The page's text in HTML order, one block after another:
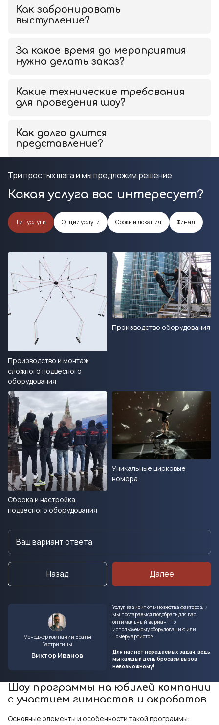
Как забронировать
выступление?
За какое время до мероприятия
нужно делать заказ?
Какие технические требования
для проведения шоу?
Как долго длится
представление?
Три простых шага и мы предложим решение
Какая услуга вас интересует?
Тип услуги Опции услуги Сроки и локация Финал
Производство и монтаж
сложного подвесного
оборудования
Производство оборудования
Сборка и настройка
подвесного оборудования
Уникальные цирковые
номера
Назад Далее
Менеджер компании Братья
Бастригины
Виктор Иванов
Услуг зависит от множества факторов, и
мы постараемся подобрать для вас
оптимальный вариант по
используемому оборудованию или
номеру артистов
Для нас нет нерешаемых задач, ведь
мы каждый день бросаем вызов
невозможному!
Шоу программы на юбилей компании
с участием гимнастов и акробатов
Основные элементы и особенности такой программы: